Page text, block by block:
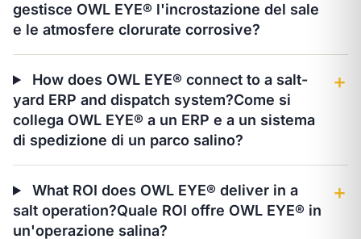
gestisce OWL EYE® l'incrostazione del sale
e le atmosfere clorurate corrosive?
How does OWL EYE® connect to a salt-
yard ERP and dispatch system?Come si
collega OWL EYE® a un ERP e a un sistema
di spedizione di un parco salino?
＋
What ROI does OWL EYE® deliver in a
salt operation?Quale ROI offre OWL EYE® in
un'operazione salina?
＋